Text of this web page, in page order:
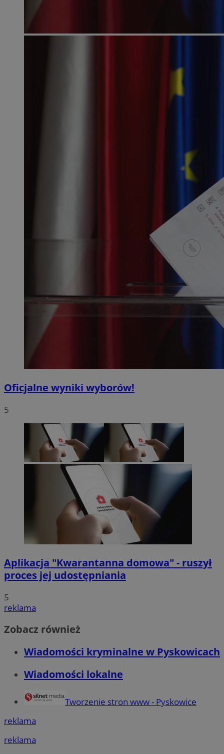
Oficjalne wyniki wyborów!
5
Aplikacja "Kwarantanna domowa" - ruszył
proces jej udostępniania
5
reklama
Zobacz również
Wiadomości kryminalne w Pyskowicach
Wiadomości lokalne
Tworzenie stron www - Pyskowice
reklama
reklama